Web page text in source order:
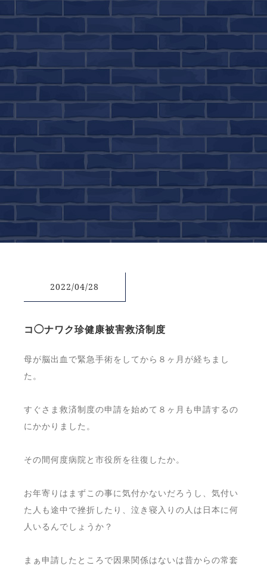
2022/04/28
コ◯ナワク珍健康被害救済制度
母が脳出血で緊急手術をしてから８ヶ月が経ちまし
た。
すぐさま救済制度の申請を始めて８ヶ月も申請するの
にかかりました。
その間何度病院と市役所を往復したか。
お年寄りはまずこの事に気付かないだろうし、気付い
た人も途中で挫折したり、泣き寝入りの人は日本に何
人いるんでしょうか？
まぁ申請したところで因果関係はないは昔からの常套